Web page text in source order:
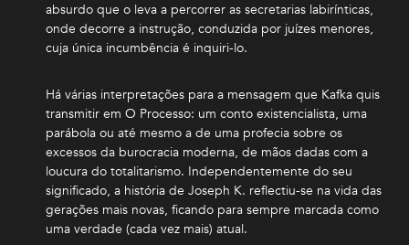
absurdo que o leva a percorrer as secretarias labirínticas,
onde decorre a instrução, conduzida por juízes menores,
cuja única incumbência é inquiri-lo.
Há várias interpretações para a mensagem que Kafka quis
transmitir em O Processo: um conto existencialista, uma
parábola ou até mesmo a de uma profecia sobre os
excessos da burocracia moderna, de mãos dadas com a
loucura do totalitarismo. Independentemente do seu
significado, a história de Joseph K. reflectiu-se na vida das
gerações mais novas, ficando para sempre marcada como
uma verdade (cada vez mais) atual.